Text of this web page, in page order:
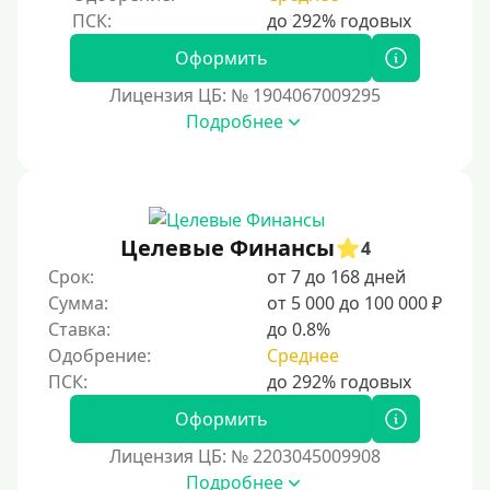
25000 руб
30000 руб на год
80000 руб
90000 руб
100000 руб
150000 руб
200000 руб
250000 руб
Оформить
Лицензия ЦБ: № 1904067009295
Подробнее
Целевые Финансы
4
Срок:
от 7 до 168 дней
Сумма:
от 5 000 до 100 000 ₽
Ставка:
до 0.8%
Одобрение:
Среднее
Оформить
Лицензия ЦБ: № 2203045009908
Подробнее